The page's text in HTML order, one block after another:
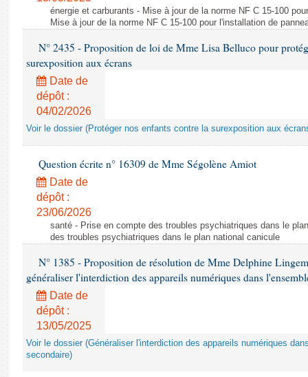
énergie et carburants - Mise à jour de la norme NF C 15-100
Mise à jour de la norme NF C 15-100 pour l'installation de
N° 2435 - Proposition de loi de Mme Lisa Belluco pour
surexposition aux écrans
Date de
dépôt :
04/02/2026
Voir le dossier (Protéger nos enfants contre la surexposition aux
Question écrite n° 16309 de Mme Ségolène Amiot
Date de
dépôt :
23/06/2026
santé - Prise en compte des troubles psychiatriques dans le
des troubles psychiatriques dans le plan national canicule
N° 1385 - Proposition de résolution de Mme Delphine
généraliser l'interdiction des appareils numériques dans
Date de
dépôt :
13/05/2025
Voir le dossier (Généraliser l'interdiction des appareils numériques
secondaire)